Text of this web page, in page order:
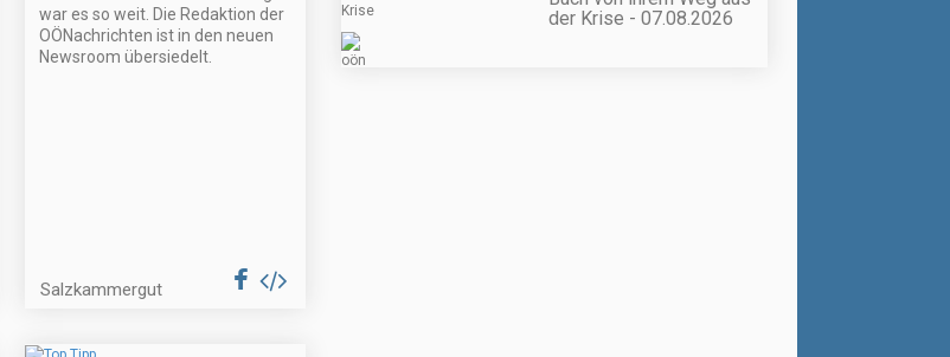
war es so weit. Die Redaktion der
OÖNachrichten ist in den neuen
Newsroom übersiedelt.
Salzkammergut
der Krise - 07.08.2026